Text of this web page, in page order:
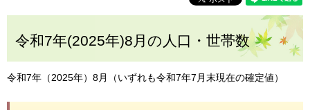
令和7年(2025年)8月の人口・世帯数
令和7年（2025年）8月（いずれも令和7年7月末現在の確定値）